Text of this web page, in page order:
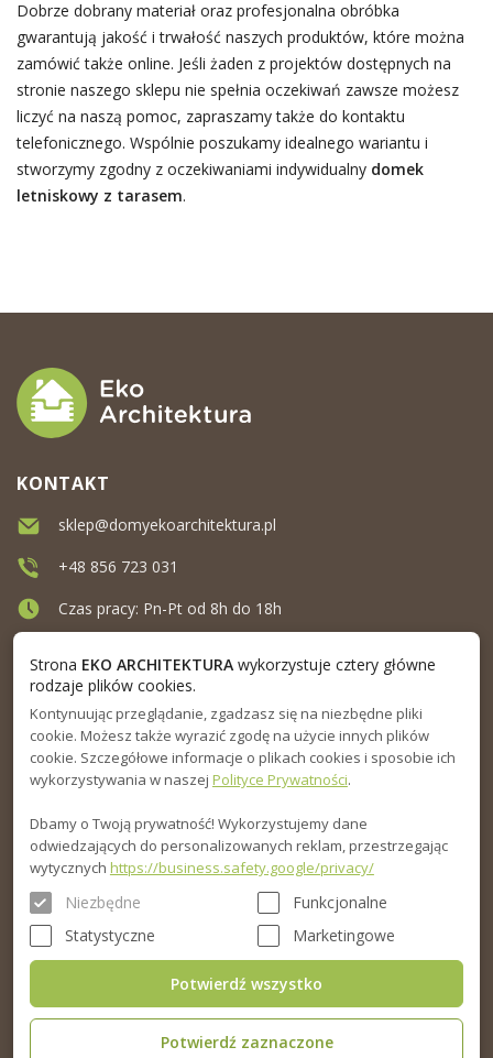
Dobrze dobrany materiał oraz profesjonalna obróbka
gwarantują jakość i trwałość naszych produktów, które można
zamówić także online. Jeśli żaden z projektów dostępnych na
stronie naszego sklepu nie spełnia oczekiwań zawsze możesz
liczyć na naszą pomoc, zapraszamy także do kontaktu
telefonicznego. Wspólnie poszukamy idealnego wariantu i
stworzymy zgodny z oczekiwaniami indywidualny domek
letniskowy z tarasem.
MENU
INFORMACJA
PORADNIK
KONTAKT
sklep@domyekoarchitektura.pl
+48 856 723 031
Czas pracy: Pn-Pt od 8h do 18h
Strona EKO ARCHITEKTURAwykorzystuje cztery główne
rodzaje plików cookies.
Kontynuując przeglądanie, zgadzasz się na niezbędne pliki
cookie. Możesz także wyrazić zgodę na użycie innych plików
cookie. Szczegółowe informacje o plikach cookies i sposobie ich
wykorzystywania w naszej Polityce Prywatności.
Dbamy o Twoją prywatność! Wykorzystujemy dane
odwiedzających do personalizowanych reklam, przestrzegając
wytycznych https://business.safety.google/privacy/
Niezbędne
Funkcjonalne
Statystyczne
Marketingowe
Potwierdź zaznaczone
Potwierdź wszystko